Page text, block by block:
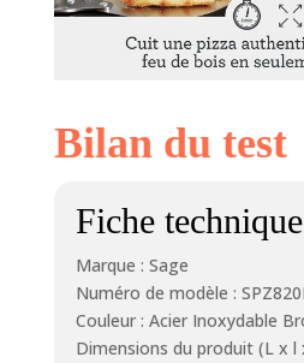
Bilan du test
Fiche technique
Marque : Sage
Numéro de modèle :
Couleur : Acier Inoxydable
Dimensions du produit (L x l